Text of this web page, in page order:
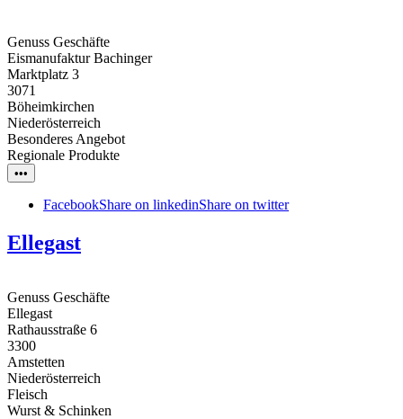
Genuss Geschäfte
Eismanufaktur Bachinger
Marktplatz 3
3071
Böheimkirchen
Niederösterreich
Besonderes Angebot
Regionale Produkte
•••
FacebookShare on linkedinShare on twitter
Ellegast
Genuss Geschäfte
Ellegast
Rathausstraße 6
3300
Amstetten
Niederösterreich
Fleisch
Wurst & Schinken